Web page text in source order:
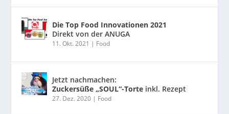
Die Top Food Innovationen 2021
Direkt von der ANUGA
11. Okt. 2021 | Food
Jetzt nachmachen:
Zuckersüße „SOUL“-Torte inkl. Rezept
27. Dez. 2020 | Food